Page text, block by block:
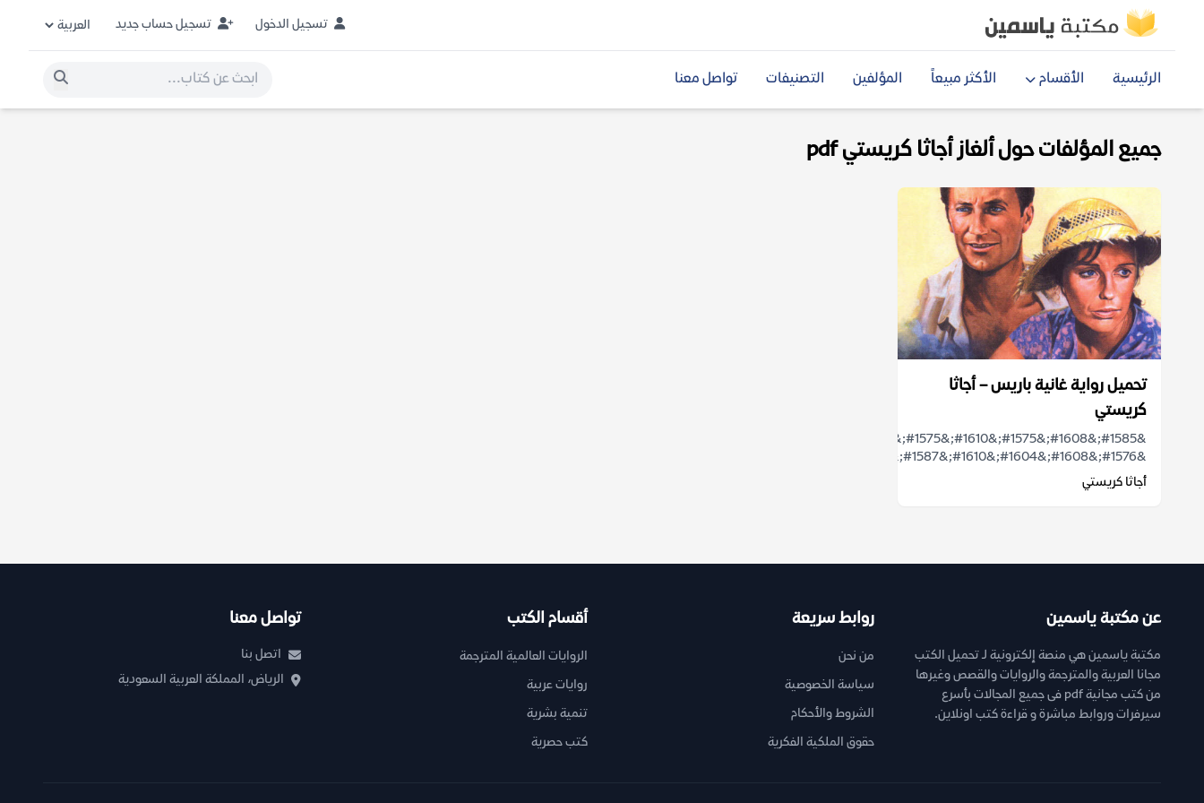
تسجيل الدخول تسجيل حساب جديد
الرئيسية الأقسام الأكثر مبيعاً المؤلفين التصنيفات تواصل معنا
جميع المؤلفات حول ألغاز أجاثا كريستي pdf
تحميل رواية غانية باريس – أجاثا
كريستي
&#1576;&#1608;&#1604;&#1610;&#1587;&#...
أجاثا كريستي
عن مكتبة ياسمين
مكتبة ياسمين هي منصة إلكترونية لـ تحميل الكتب
مجانا العربية والمترجمة والروايات والقصص وغيرها
من كتب مجانية pdf فى جميع المجالات بأسرع
سيرفرات وروابط مباشرة و قراءة كتب اونلاين.
روابط سريعة
من نحن
سياسة الخصوصية
الشروط والأحكام
حقوق الملكية الفكرية
أقسام الكتب
الروايات العالمية المترجمة
روايات عربية
تنمية بشرية
كتب حصرية
تواصل معنا
اتصل بنا
الرياض، المملكة العربية السعودية